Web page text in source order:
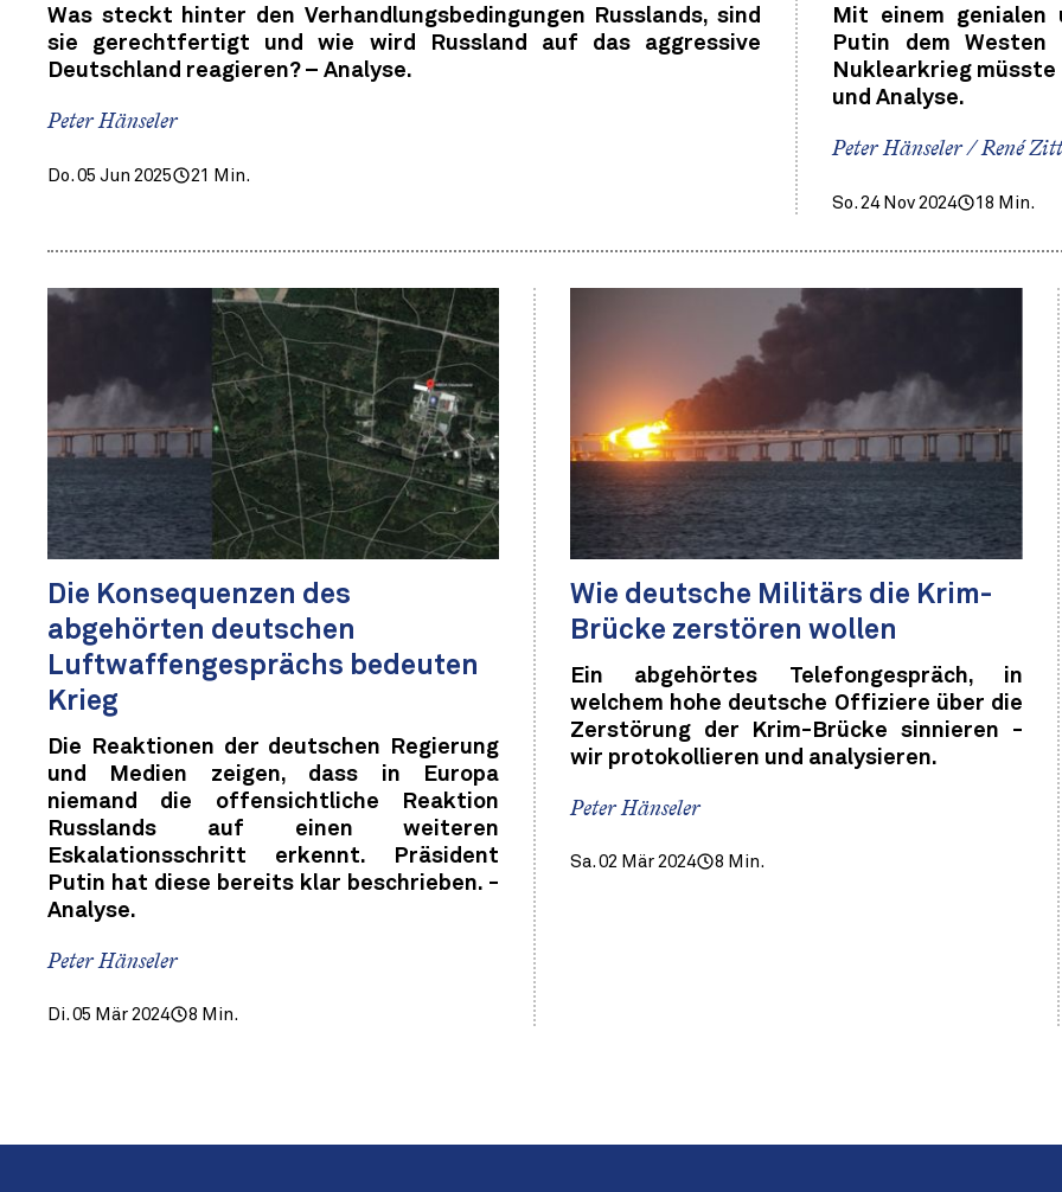
Was steckt hinter den Verhandlungsbedingungen Russlands, sind
sie gerechtfertigt und wie wird Russland auf das aggressive
Deutschland reagieren? – Analyse.
Peter Hänseler
Do. 05 Jun 2025 21 Min.
Mit einem genialen
Putin dem
Nuklearkrieg
und Analyse.
Peter Hänseler / René
So. 24 Nov 2024 18 Min.
Die Konsequenzen des
abgehörten deutschen
Luftwaffengesprächs bedeuten
Krieg
Die Reaktionen der deutschen Regierung
und Medien zeigen, dass in Europa
niemand die offensichtliche Reaktion
Russlands auf einen weiteren
Eskalationsschritt erkennt. Präsident
Putin hat diese bereits klar beschrieben. -
Analyse.
Peter Hänseler
Di. 05 Mär 2024 8 Min.
Wie deutsche Militärs die Krim-
Brücke zerstören wollen
Ein abgehörtes Telefongespräch, in
welchem hohe deutsche Offiziere über die
Zerstörung der Krim-Brücke sinnieren -
wir protokollieren und analysieren.
Peter Hänseler
Sa. 02 Mär 2024 8 Min.